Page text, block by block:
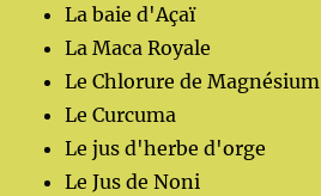
La baie d'Açaï
La Maca Royale
Le Chlorure de Magnésium
Le Curcuma
Le jus d'herbe d'orge
Le Jus de Noni